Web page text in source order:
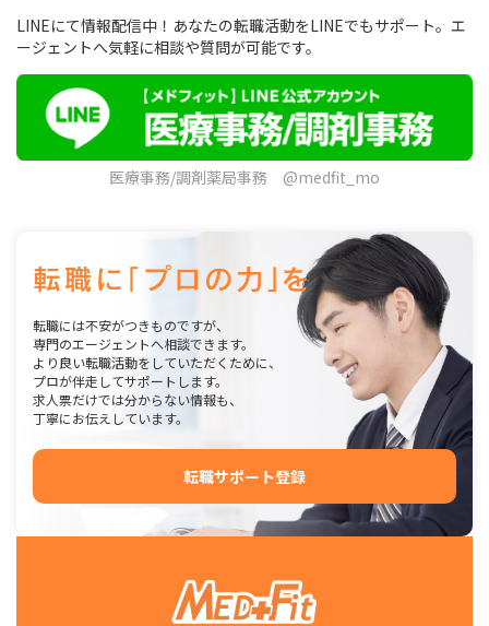
LINEにて情報配信中！あなたの転職活動をLINEでもサポート。エ
ージェントへ気軽に相談や質問が可能です。
医療事務/調剤薬局事務 @medfit_mo
転職には不安がつきものですが、
専門のエージェントへ相談できます。
より良い転職活動をしていただくために、
プロが伴走してサポートします。
求人票だけでは分からない情報も、
丁寧にお伝えしています。
転職サポート登録